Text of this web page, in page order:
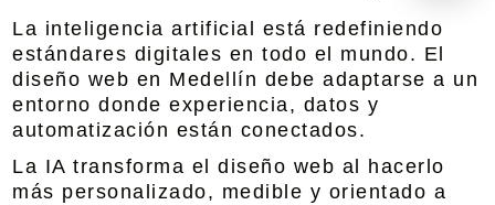
La inteligencia artificial está redefiniendo
estándares digitales en todo el mundo. El
diseño web en Medellín debe adaptarse a un
entorno donde experiencia, datos y
automatización están conectados.
La IA transforma el diseño web al hacerlo
más personalizado, medible y orientado a